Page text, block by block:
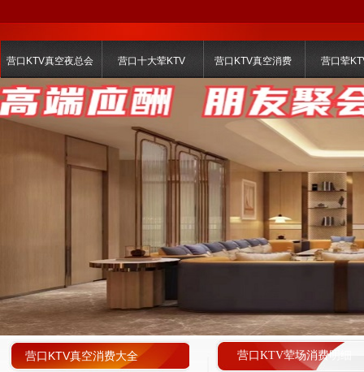
营口KTV真空夜总会 营口十大荤KTV 营口KTV真空消费 营口荤
营口KTV荤场消费明细
营口KTV真空消费大全